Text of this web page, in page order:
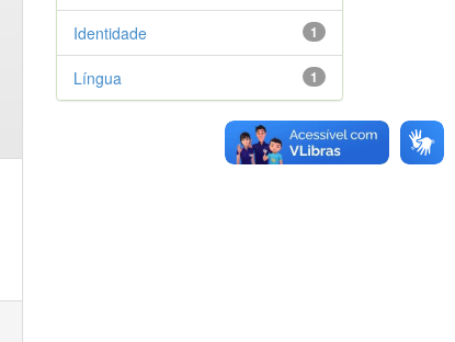
1
Identidade
1
Língua